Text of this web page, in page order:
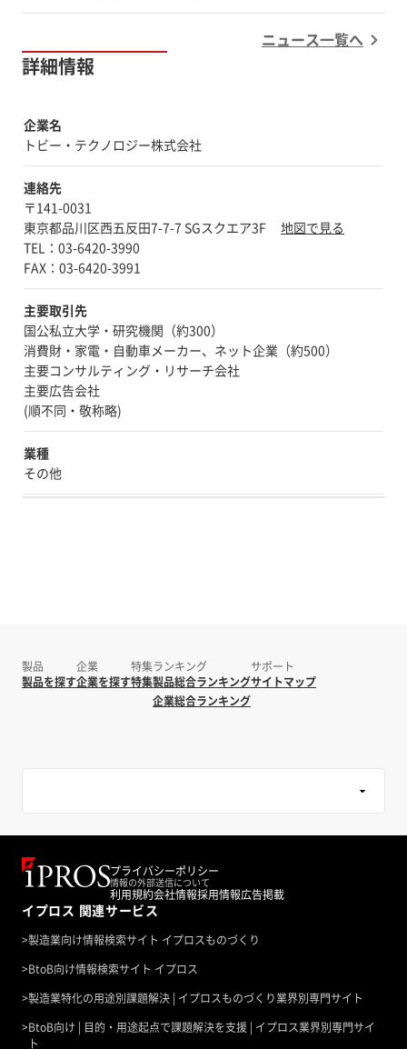
く活用されています。 現場の課題解決にぜひ
アイトラッキングをご検討ください！ニュース一覧へ
詳細情報
企業名
トビー・テクノロジー株式会社
連絡先
〒141-0031
東京都品川区西五反田7-7-7 SGスクエア3F
地図で見る
TEL：03-6420-3990
主要取引先
国公私立大学・研究機関（約300）
消費財・家電・自動車メーカー、ネット企業（約500）
主要コンサルティング・リサーチ会社
主要広告会社
(順不同・敬称略)
業種
その他
製品
製品を探す
企業
企業を探す
特集
特集
ランキング
製品総合ランキング
企業総合ランキング
サポート
サイトマップ
プライバシーポリシー
情報の外部送信について
利用規約会社情報採用情報広告掲載
イプロス 関連サービス
>製造業向け情報検索サイト イプロスものづくり
>BtoB向け情報検索サイト イプロス
>製造業特化の用途別課題解決 | イプロスものづくり業界別専門サイト
>BtoB向け | 目的・用途起点で課題解決を支援 | イプロス業界別専門サイ
ト